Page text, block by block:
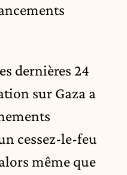
dernières 24
sur Gaza a
cessez-le-feu
même que